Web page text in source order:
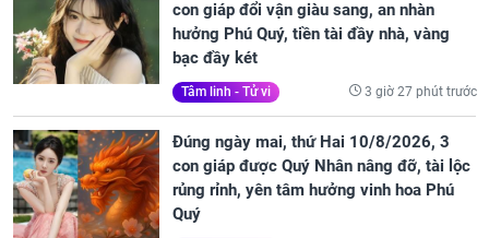
con giáp đổi vận giàu sang, an nhàn
hưởng Phú Quý, tiền tài đầy nhà, vàng
bạc đầy két
Tâm linh - Tử vi 3 giờ 27 phút trước
Đúng ngày mai, thứ Hai 10/8/2026, 3
con giáp được Quý Nhân nâng đỡ, tài lộc
rủng rỉnh, yên tâm hưởng vinh hoa Phú
Quý